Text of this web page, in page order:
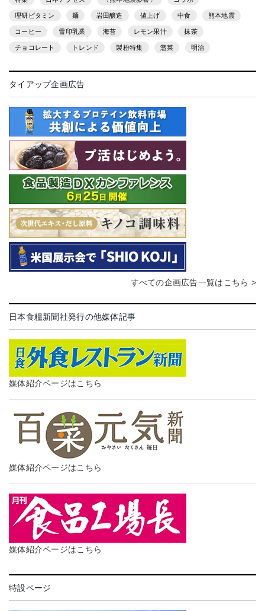
理研ビタミン 麺 岩田醸造 値上げ 中食 熊本地震
コーヒー 雪印乳業 海苔 レモン果汁 抹茶
チョコレート トレンド 製粉特集 惣菜 明治
タイアップ企画広告
すべての企画広告一覧はこちら >
日本食糧新聞社発行の他媒体記事
媒体紹介ページはこちら
媒体紹介ページはこちら
媒体紹介ページはこちら
特設ページ